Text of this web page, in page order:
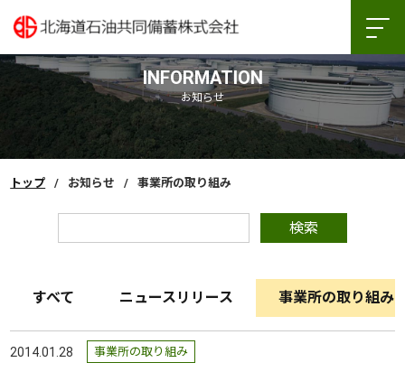
INFORMATION
お知らせ
トップ お知らせ 事業所の取り組み
検索
すべて ニュースリリース 事業所の取り組み
2014.01.28 事業所の取り組み